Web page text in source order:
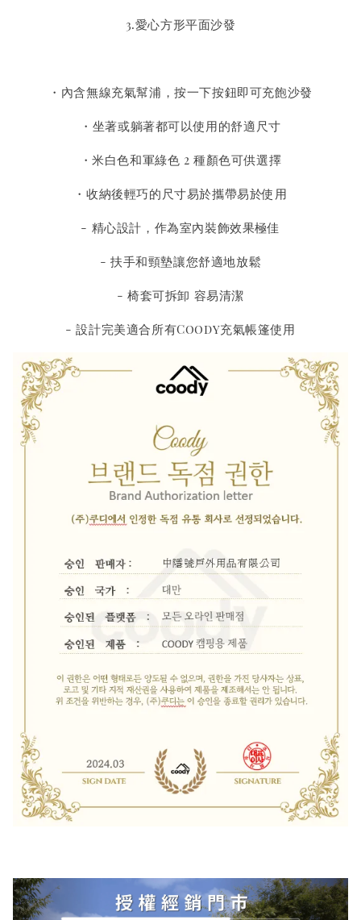
3.愛心方形平面沙發
・內含無線充氣幫浦，按一下按鈕即可充飽沙發
・坐著或躺著都可以使用的舒適尺寸
・米白色和軍綠色 2 種顏色可供選擇
・收納後輕巧的尺寸易於攜帶易於使用
- 精心設計，作為室內裝飾效果極佳
- 扶手和頸墊讓您舒適地放鬆
- 椅套可拆卸 容易清潔
- 設計完美適合所有Coody充氣帳篷使用